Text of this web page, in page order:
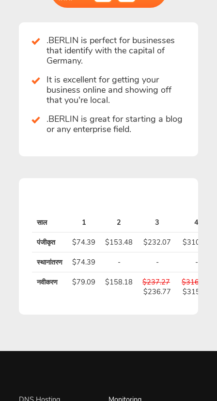
.BERLIN is perfect for businesses
that identify with the capital of
Germany.
It is excellent for getting your
business online and showing off
that you're local.
.BERLIN is great for starting a blog
or any enterprise field.
साल 1 2 3 4
पंजीकृत $74.39 $153.48 $232.07 $310.66
स्थानांतरण $74.39 - - -
नवीकरण $79.09 $158.18
$237.27
$236.77
$316.36
$315.36